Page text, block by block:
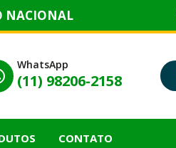
NACIONAL
WhatsApp
(11) 98206-2158
CONTATO